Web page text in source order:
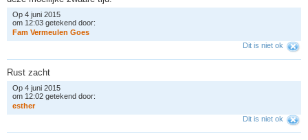
Op 4 juni 2015
om 12:03 getekend door:
Fam Vermeu en Goes
Dit is niet ok
Rust zacht
Op 4 juni 2015
om 12:02 getekend door:
esther
Dit is niet ok